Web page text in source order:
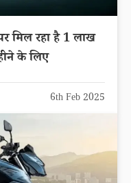
मिल रहा है 1 लाख
के लिए
6th Feb 2025